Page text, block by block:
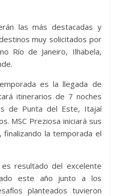
las más destacadas y
muy solicitados por
Río de Janeiro, Ilhabela,
es la llegada de
itinerarios de 7 noches
de Punta del Este, Itajaí
MSC Preziosa iniciará sus
la temporada el
resultado del excelente
este año junto a los
planteados tuvieron